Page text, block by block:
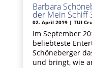
Barbara
der Mein Schiff
02. April 2019| TUI
Im September
beliebteste
Schöneberger
und bringt, wie